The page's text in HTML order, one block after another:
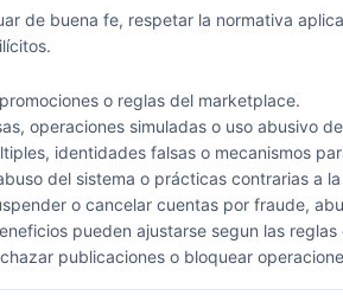
de buena fe, respetar la normativa
o reglas del marketplace.
operaciones simuladas o uso abusivo
identidades falsas o mecanismos
del sistema o prácticas contrarias a
o cancelar cuentas por fraude,
pueden ajustarse segun las
publicaciones o bloquear